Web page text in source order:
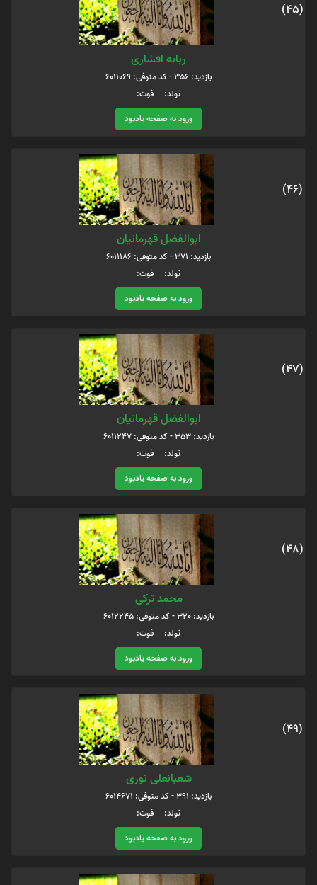
(45)
ربابه افشاری
بازدید: 356 - کد متوفی: 6011069
تولد: فوت:
ورود به صفحه یادبود
(46)
ابوالفضل قهرمانیان
بازدید: 371 - کد متوفی: 6011186
تولد: فوت:
ورود به صفحه یادبود
(47)
ابوالفضل قهرمانیان
بازدید: 353 - کد متوفی: 6011247
تولد: فوت:
ورود به صفحه یادبود
(48)
محمد ترکی
بازدید: 320 - کد متوفی: 6012245
تولد: فوت:
ورود به صفحه یادبود
(49)
شعبانعلی نوری
بازدید: 391 - کد متوفی: 6014671
تولد: فوت:
ورود به صفحه یادبود